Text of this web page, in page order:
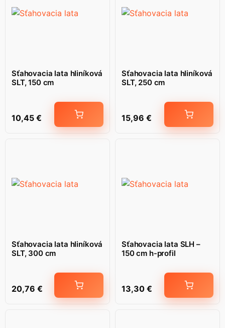
Sťahovacia lata hliníková
SLT, 150 cm
10,45 €
Sťahovacia lata hliníková
SLT, 250 cm
15,96 €
Sťahovacia lata hliníková
SLT, 300 cm
20,76 €
Sťahovacia lata SLH –
150 cm h-profil
13,30 €